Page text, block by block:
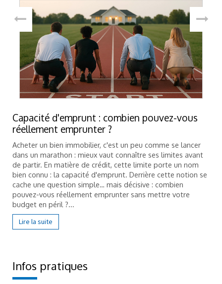
Capacité d'emprunt : combien pouvez-vous
réellement emprunter ?
Acheter un bien immobilier, c'est un peu comme se lancer
dans un marathon : mieux vaut connaître ses limites avant
de partir. En matière de crédit, cette limite porte un nom
bien connu : la capacité d'emprunt. Derrière cette notion se
cache une question simple… mais décisive : combien
pouvez-vous réellement emprunter sans mettre votre
budget en péril ?...
Lire la suite
Horaires d'ouverture :